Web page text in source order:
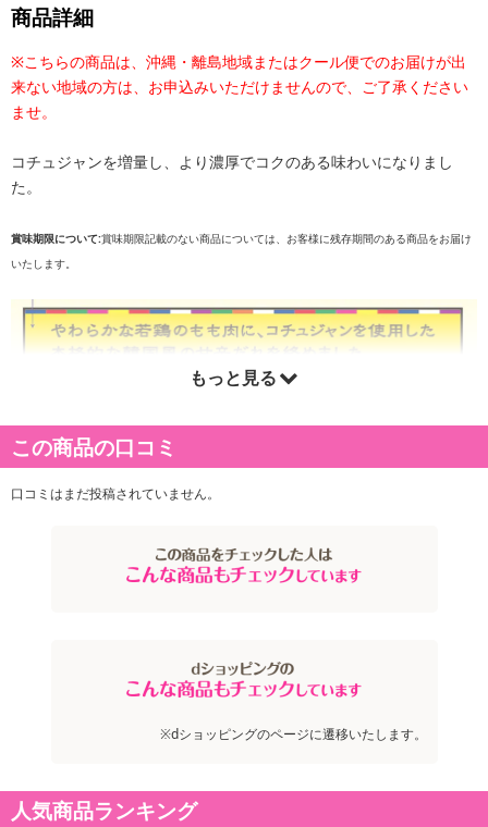
商品詳細
※こちらの商品は、沖縄・離島地域またはクール便でのお届けが出
来ない地域の方は、お申込みいただけませんので、ご了承ください
ませ。
コチュジャンを増量し、より濃厚でコクのある味わいになりまし
た。
賞味期限について:賞味期限記載のない商品については、お客様に残存期間のある商品をお届け
いたします。
注意事項
もっと見る
この商品の口コミ
口コミはまだ投稿されていません。
※dショッピングのページに遷移いたします。
人気商品ランキング